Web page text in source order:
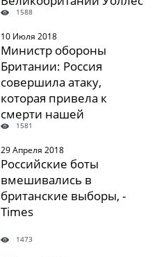
1588
10 Июля 2018
Министр обороны
Британии: Россия
совершила атаку,
которая привела к
смерти нашей
гражданки
1581
29 Апреля 2018
Российские боты
вмешивались в
британские выборы, -
Times
1473